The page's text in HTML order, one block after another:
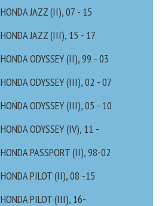
HONDA JAZZ (II), 07 - 15
HONDA JAZZ (III), 15 - 17
HONDA ODYSSEY (II), 99 - 03
HONDA ODYSSEY (III), 02 - 07
HONDA ODYSSEY (III), 05 - 10
HONDA ODYSSEY (IV), 11 -
HONDA PASSPORT (II), 98-02
HONDA PILOT (II), 08 -15
HONDA PILOT (III), 16-